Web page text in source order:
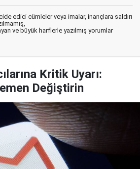
edici cümleler veya imalar, inançlara saldırı
ve büyük harflerle yazılmış yorumlar
Kritik Uyarı:
Değiştirin